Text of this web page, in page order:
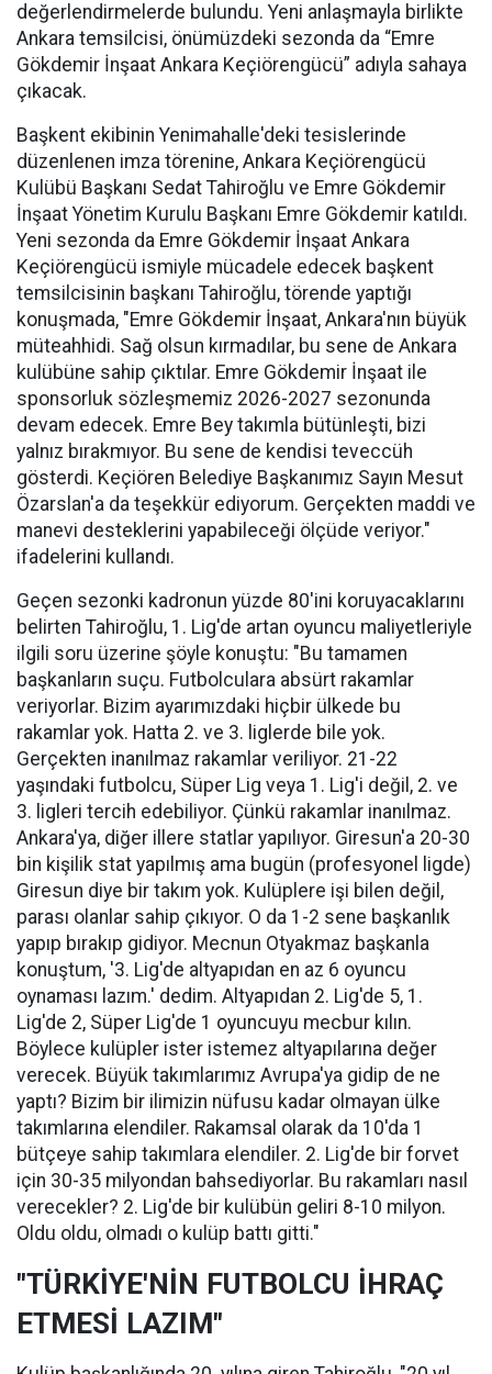
değerlendirmelerde bulundu. Yeni anlaşmayla birlikte
Ankara temsilcisi, önümüzdeki sezonda da “Emre
Gökdemir İnşaat Ankara Keçiörengücü” adıyla sahaya
çıkacak.
Başkent ekibinin Yenimahalle'deki tesislerinde
düzenlenen imza törenine, Ankara Keçiörengücü
Kulübü Başkanı Sedat Tahiroğlu ve Emre Gökdemir
İnşaat Yönetim Kurulu Başkanı Emre Gökdemir katıldı.
Yeni sezonda da Emre Gökdemir İnşaat Ankara
Keçiörengücü ismiyle mücadele edecek başkent
temsilcisinin başkanı Tahiroğlu, törende yaptığı
konuşmada, "Emre Gökdemir İnşaat, Ankara'nın büyük
müteahhidi. Sağ olsun kırmadılar, bu sene de Ankara
kulübüne sahip çıktılar. Emre Gökdemir İnşaat ile
sponsorluk sözleşmemiz 2026-2027 sezonunda
devam edecek. Emre Bey takımla bütünleşti, bizi
yalnız bırakmıyor. Bu sene de kendisi teveccüh
gösterdi. Keçiören Belediye Başkanımız Sayın Mesut
Özarslan'a da teşekkür ediyorum. Gerçekten maddi ve
manevi desteklerini yapabileceği ölçüde veriyor."
ifadelerini kullandı.
Geçen sezonki kadronun yüzde 80'ini koruyacaklarını
belirten Tahiroğlu, 1. Lig'de artan oyuncu maliyetleriyle
ilgili soru üzerine şöyle konuştu: "Bu tamamen
başkanların suçu. Futbolculara absürt rakamlar
veriyorlar. Bizim ayarımızdaki hiçbir ülkede bu
rakamlar yok. Hatta 2. ve 3. liglerde bile yok.
Gerçekten inanılmaz rakamlar veriliyor. 21-22
yaşındaki futbolcu, Süper Lig veya 1. Lig'i değil, 2. ve
3. ligleri tercih edebiliyor. Çünkü rakamlar inanılmaz.
Ankara'ya, diğer illere statlar yapılıyor. Giresun'a 20-30
bin kişilik stat yapılmış ama bugün (profesyonel ligde)
Giresun diye bir takım yok. Kulüplere işi bilen değil,
parası olanlar sahip çıkıyor. O da 1-2 sene başkanlık
yapıp bırakıp gidiyor. Mecnun Otyakmaz başkanla
konuştum, '3. Lig'de altyapıdan en az 6 oyuncu
oynaması lazım.' dedim. Altyapıdan 2. Lig'de 5, 1.
Lig'de 2, Süper Lig'de 1 oyuncuyu mecbur kılın.
Böylece kulüpler ister istemez altyapılarına değer
verecek. Büyük takımlarımız Avrupa'ya gidip de ne
yaptı? Bizim bir ilimizin nüfusu kadar olmayan ülke
takımlarına elendiler. Rakamsal olarak da 10'da 1
bütçeye sahip takımlara elendiler. 2. Lig'de bir forvet
için 30-35 milyondan bahsediyorlar. Bu rakamları nasıl
verecekler? 2. Lig'de bir kulübün geliri 8-10 milyon.
Oldu oldu, olmadı o kulüp battı gitti."
"TÜRKİYE'NİN FUTBOLCU İHRAÇ
ETMESİ LAZIM"